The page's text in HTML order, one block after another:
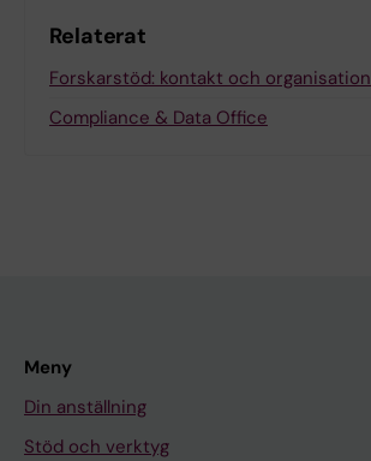
Relaterat
Forskarstöd: kontakt och organisation
Compliance & Data Office
Meny
Din anställning
Stöd och verktyg